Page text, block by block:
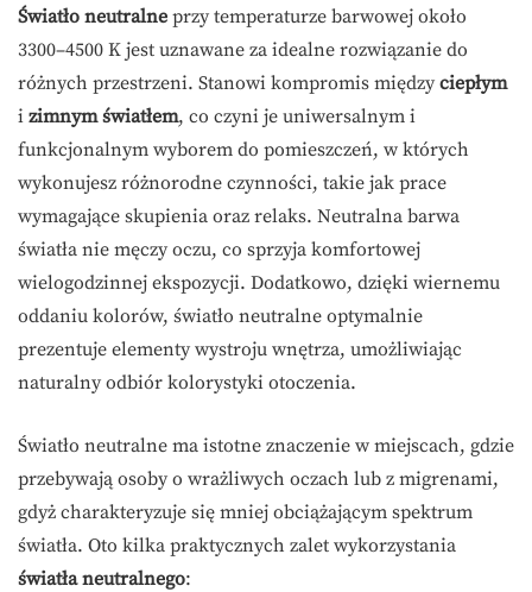
Światło neutralne przy temperaturze barwowej około
3300–4500 K jest uznawane za idealne rozwiązanie do
różnych przestrzeni. Stanowi kompromis między ciepłym
i zimnym światłem, co czyni je uniwersalnym i
funkcjonalnym wyborem do pomieszczeń, w których
wykonujesz różnorodne czynności, takie jak prace
wymagające skupienia oraz relaks. Neutralna barwa
światła nie męczy oczu, co sprzyja komfortowej
wielogodzinnej ekspozycji. Dodatkowo, dzięki wiernemu
oddaniu kolorów, światło neutralne optymalnie
prezentuje elementy wystroju wnętrza, umożliwiając
naturalny odbiór kolorystyki otoczenia.
Światło neutralne ma istotne znaczenie w miejscach, gdzie
przebywają osoby o wrażliwych oczach lub z migrenami,
gdyż charakteryzuje się mniej obciążającym spektrum
światła. Oto kilka praktycznych zalet wykorzystania
światła neutralnego: